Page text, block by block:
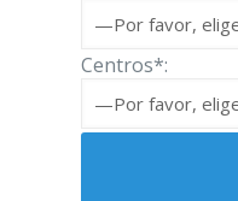
Centros*: